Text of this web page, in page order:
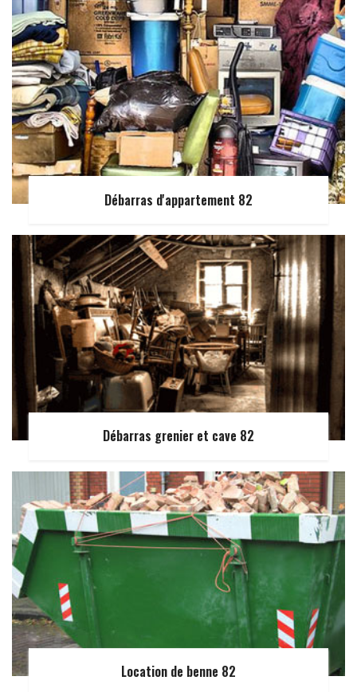
Débarras d'appartement 82
Débarras grenier et cave 82
Location de benne 82